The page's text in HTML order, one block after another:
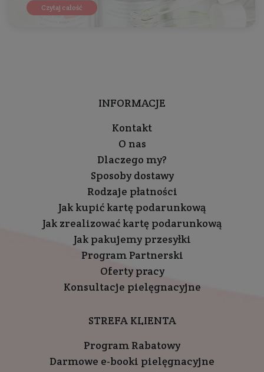
Czytaj całość
INFORMACJE
Kontakt
O nas
Dlaczego my?
Sposoby dostawy
Rodzaje płatności
Jak kupić kartę podarunkową
Jak zrealizować kartę podarunkową
Jak pakujemy przesyłki
Program Partnerski
Oferty pracy
Konsultacje pielęgnacyjne
STREFA KLIENTA
Program Rabatowy
Darmowe e-booki pielęgnacyjne